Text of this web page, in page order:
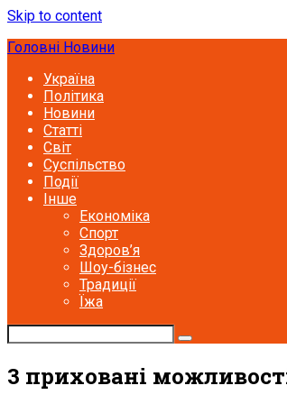
Skip to content
Головні Новини
Україна
Політика
Новини
Статті
Світ
Суспільство
Події
Інше
Економіка
Спорт
Здоров’я
Шоу-бізнес
Традиції
Їжа
3 приховані